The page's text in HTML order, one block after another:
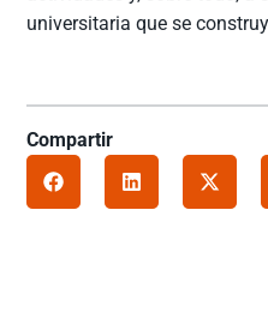
universitaria que se
Compartir